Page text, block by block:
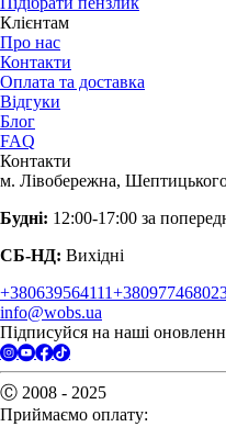
Клієнтам
Про нас
Контакти
Оплата та доставка
Відгуки
Блог
FAQ
Контакти
м. Лівобережна,
Будні: 12:00-17:00 за
СБ-НД: Вихідні
+380639564111
info@wobs.ua
Підписуйся на наші
Ⓒ 2008 - 2025
Приймаємо оплату: